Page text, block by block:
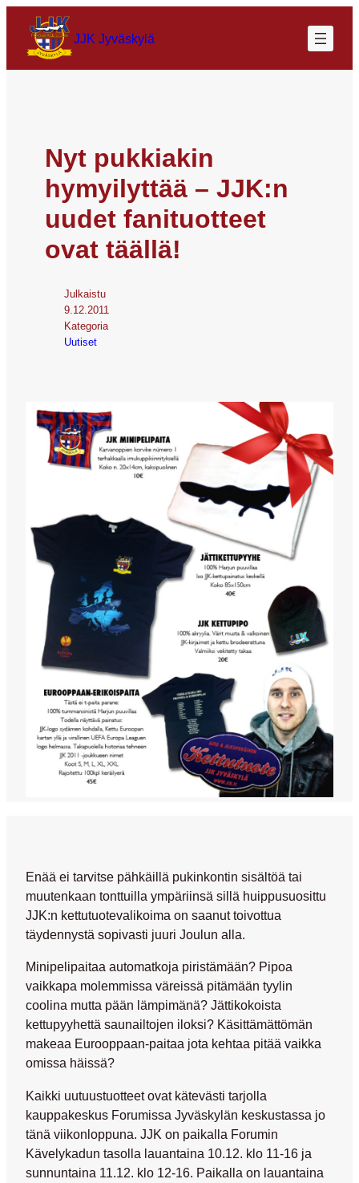
JJK Jyväskylä
Nyt pukkiakin
hymyilyttää – JJK:n
uudet fanituotteet
ovat täällä!
Julkaistu
9.12.2011
Kategoria
Uutiset
Enää ei tarvitse pähkäillä pukinkontin sisältöä tai
muutenkaan tonttuilla ympäriinsä sillä huippusuosittu
JJK:n kettutuotevalikoima on saanut toivottua
täydennystä sopivasti juuri Joulun alla.
Minipelipaitaa automatkoja piristämään? Pipoa
vaikkapa molemmissa väreissä pitämään tyylin
coolina mutta pään lämpimänä? Jättikokoista
kettupyyhettä saunailtojen iloksi? Käsittämättömän
makeaa Eurooppaan-paitaa jota kehtaa pitää vaikka
omissa häissä?
Kaikki uutuustuotteet ovat kätevästi tarjolla
kauppakeskus Forumissa Jyväskylän keskustassa jo
tänä viikonloppuna. JJK on paikalla Forumin
Kävelykadun tasolla lauantaina 10.12. klo 11-16 ja
sunnuntaina 11.12. klo 12-16. Paikalla on lauantaina